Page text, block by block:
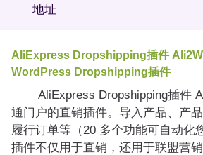
地址
AliExpress Dropshipping插件
WordPress Dropshipping插件
AliExpress Dropshipping插件
通门户的直销插件。导入产品、产品
履行订单等（20 多个功能可自动化
插件不仅用于直销，还用于联盟营